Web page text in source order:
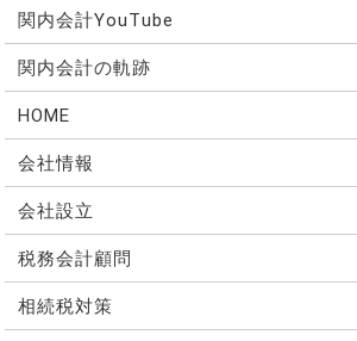
関内会計YouTube
関内会計の軌跡
HOME
会社情報
会社設立
税務会計顧問
相続税対策